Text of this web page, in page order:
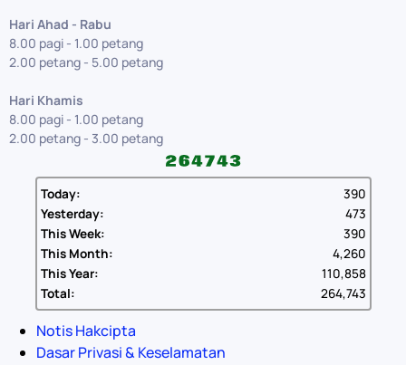
Hari Ahad - Rabu
8.00 pagi - 1.00 petang
2.00 petang - 5.00 petang
Hari Khamis
8.00 pagi - 1.00 petang
2.00 petang - 3.00 petang
Today:
390
Yesterday:
473
This Week:
390
This Month:
4,260
This Year:
110,858
Total:
264,743
Notis Hakcipta
Dasar Privasi & Keselamatan